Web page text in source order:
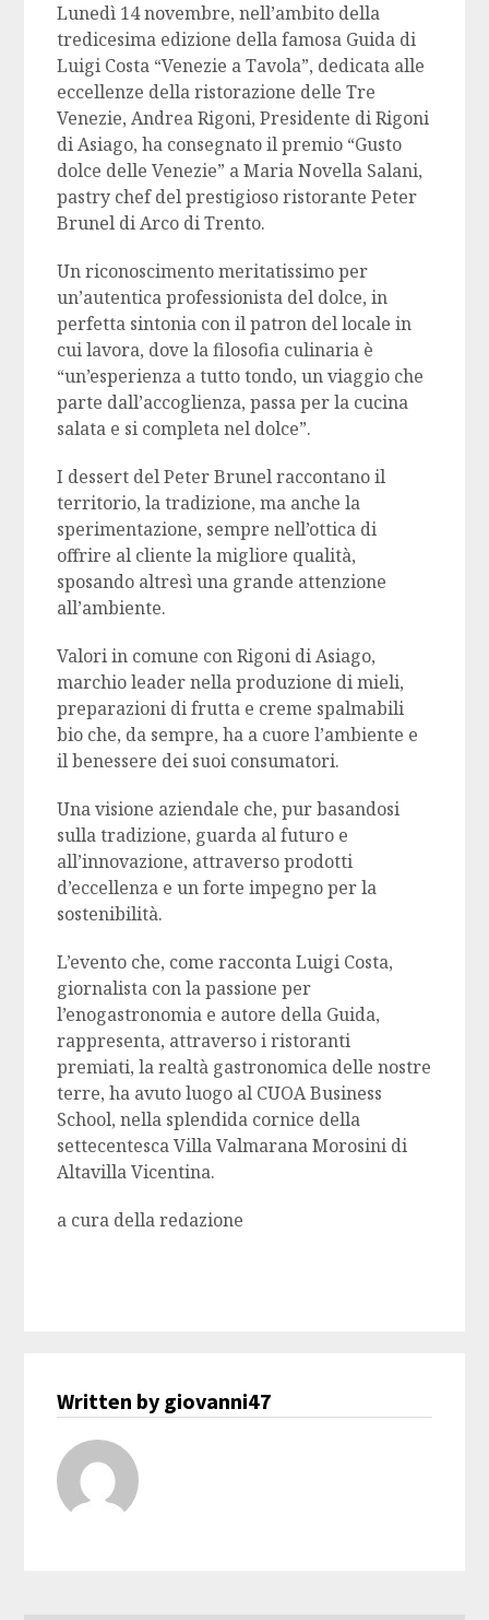
Lunedì 14 novembre, nell’ambito della
tredicesima edizione della famosa Guida di
Luigi Costa “Venezie a Tavola”, dedicata alle
eccellenze della ristorazione delle Tre
Venezie, Andrea Rigoni, Presidente di Rigoni
di Asiago, ha consegnato il premio “Gusto
dolce delle Venezie” a Maria Novella Salani,
pastry chef del prestigioso ristorante Peter
Brunel di Arco di Trento.
Un riconoscimento meritatissimo per
un’autentica professionista del dolce, in
perfetta sintonia con il patron del locale in
cui lavora, dove la filosofia culinaria è
“un’esperienza a tutto tondo, un viaggio che
parte dall’accoglienza, passa per la cucina
salata e si completa nel dolce”.
I dessert del Peter Brunel raccontano il
territorio, la tradizione, ma anche la
sperimentazione, sempre nell’ottica di
offrire al cliente la migliore qualità,
sposando altresì una grande attenzione
all’ambiente.
Valori in comune con Rigoni di Asiago,
marchio leader nella produzione di mieli,
preparazioni di frutta e creme spalmabili
bio che, da sempre, ha a cuore l’ambiente e
il benessere dei suoi consumatori.
Una visione aziendale che, pur basandosi
sulla tradizione, guarda al futuro e
all’innovazione, attraverso prodotti
d’eccellenza e un forte impegno per la
sostenibilità.
L’evento che, come racconta Luigi Costa,
giornalista con la passione per
l’enogastronomia e autore della Guida,
rappresenta, attraverso i ristoranti
premiati, la realtà gastronomica delle nostre
terre, ha avuto luogo al CUOA Business
School, nella splendida cornice della
settecentesca Villa Valmarana Morosini di
Altavilla Vicentina.
a cura della redazione
Written by giovanni47